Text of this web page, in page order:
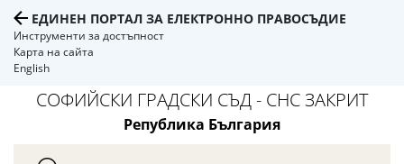
ЕДИНЕН ПОРТАЛ ЗА ЕЛЕКТРОННО ПРАВОСЪДИЕ
Инструменти за достъпност
Карта на сайта
English
СОФИЙСКИ ГРАДСКИ СЪД - СНС ЗАКРИТ
Република България